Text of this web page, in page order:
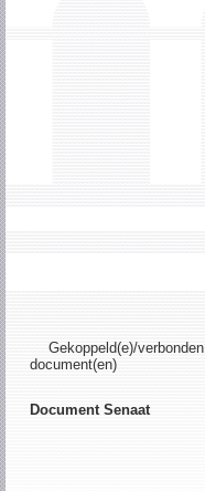
Gekoppeld(e)/verbonden
document(en)
Document Senaat